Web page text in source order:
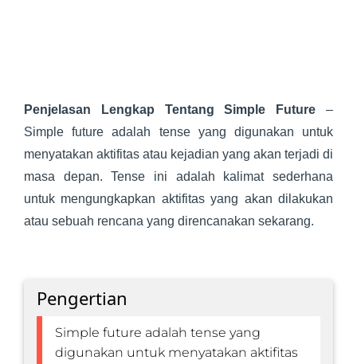
Penjelasan Lengkap Tentang Simple Future –
Simple future adalah tense yang digunakan untuk
menyatakan aktifitas atau kejadian yang akan terjadi di
masa depan. Tense ini adalah kalimat sederhana
untuk mengungkapkan aktifitas yang akan dilakukan
atau sebuah rencana yang direncanakan sekarang.
Pengertian
Simple future adalah tense yang
digunakan untuk menyatakan aktifitas